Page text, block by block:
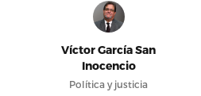
Víctor García San
Inocencio
Política y justicia